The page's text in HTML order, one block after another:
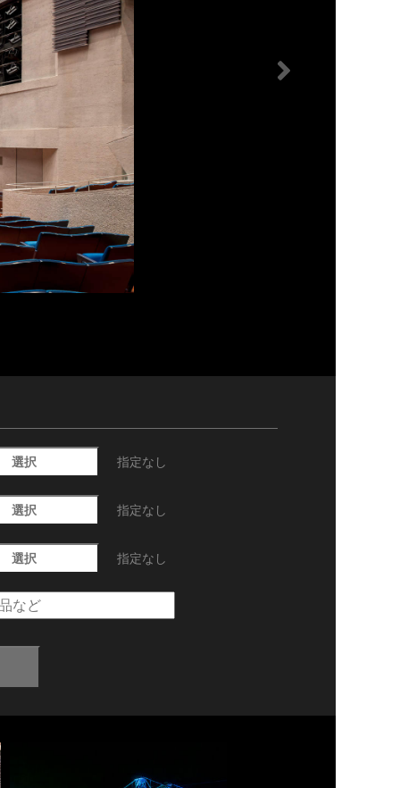
選択 指定なし
選択 指定なし
選択 指定なし